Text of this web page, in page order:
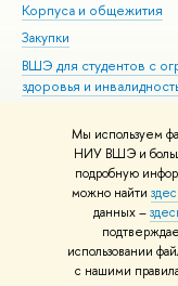
Мы используем
НИУ ВШЭ и
подробную
можно найти
данных –
использовании
с нашими
Корпуса и общежития
Закупки
ВШЭ для студентов с
здоровья и
Единая платежная
© НИУ ВШЭ 1993–2026
материалов Политика